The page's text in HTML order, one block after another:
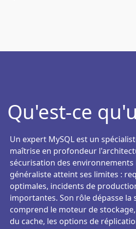
Qu'est-ce
Un expert MySQL est un
maîtrise en profondeur
sécurisation des
généraliste atteint ses limites :
optimales, incidents de
importantes. Son rôle dépasse la
comprend le moteur de
du cache, les options de